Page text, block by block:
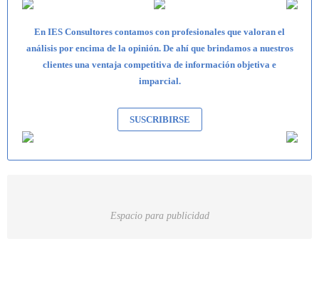
En IES Consultores contamos con profesionales que valoran el
análisis por encima de la opinión. De ahí que brindamos a nuestros
clientes una ventaja competitiva de información objetiva e
imparcial.
SUSCRIBIRSE
Espacio para publicidad